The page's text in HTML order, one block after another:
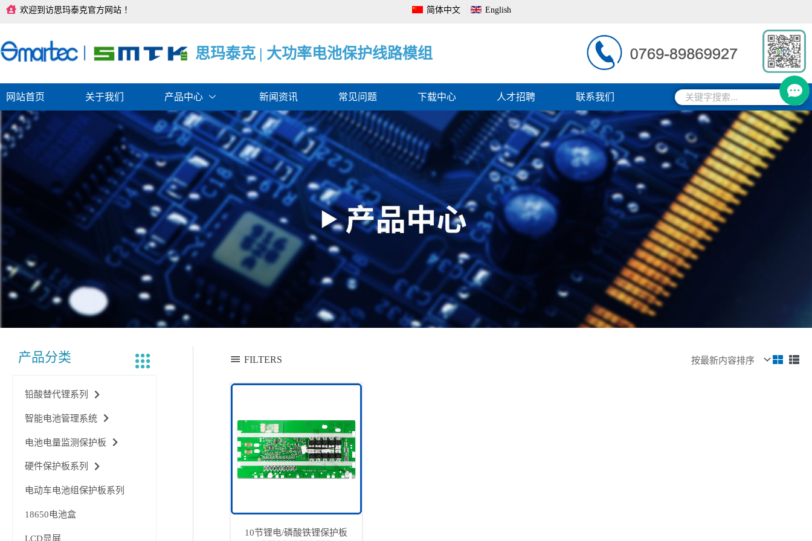
跳
容
欢迎到访思玛泰克官方网站 ！ 简体中文 English
思玛泰克 | 电池管理系统全面解决方
思玛泰克 | 大功率电池保护线路模组
思玛泰克 | 电池电量监测保护板
网站首页 关于我们 产品中心 新闻资讯 常见问题 下载中心 人才招聘 联系我们
搜
索
搜
索
产品分类
铅酸替代锂系列
智能电池管理系统
电池电量监测保护板
硬件保护板系列
电动车电池组保护板系列
18650电池盒
LCD显屏
FILTERS
10节锂电/磷酸铁锂保护板